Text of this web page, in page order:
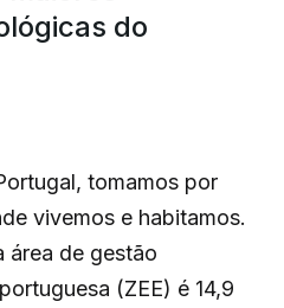
do
tomamos por
vivemos e habitamos.
área de gestão
(ZEE) é 14,9